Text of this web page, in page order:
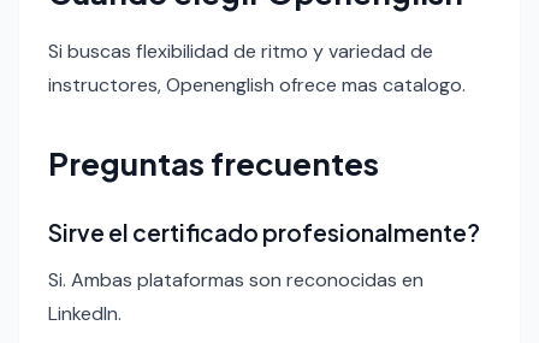
Si buscas flexibilidad de ritmo y variedad de
instructores, Openenglish ofrece mas catalogo.
Preguntas frecuentes
Sirve el certificado profesionalmente?
Si. Ambas plataformas son reconocidas en
LinkedIn.